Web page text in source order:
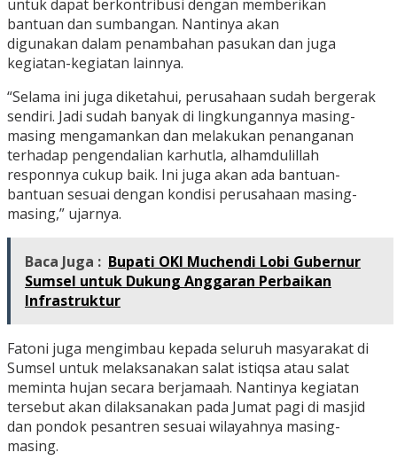
untuk dapat berkontribusi dengan memberikan
bantuan dan sumbangan. Nantinya akan
digunakan dalam penambahan pasukan dan juga
kegiatan-kegiatan lainnya.
“Selama ini juga diketahui, perusahaan sudah bergerak
sendiri. Jadi sudah banyak di lingkungannya masing-
masing mengamankan dan melakukan penanganan
terhadap pengendalian karhutla, alhamdulillah
responnya cukup baik. Ini juga akan ada bantuan-
bantuan sesuai dengan kondisi perusahaan masing-
masing,” ujarnya.
Baca Juga : Bupati OKI Muchendi Lobi Gubernur
Sumsel untuk Dukung Anggaran Perbaikan
Infrastruktur
Fatoni juga mengimbau kepada seluruh masyarakat di
Sumsel untuk melaksanakan salat istiqsa atau salat
meminta hujan secara berjamaah. Nantinya kegiatan
tersebut akan dilaksanakan pada Jumat pagi di masjid
dan pondok pesantren sesuai wilayahnya masing-
masing.